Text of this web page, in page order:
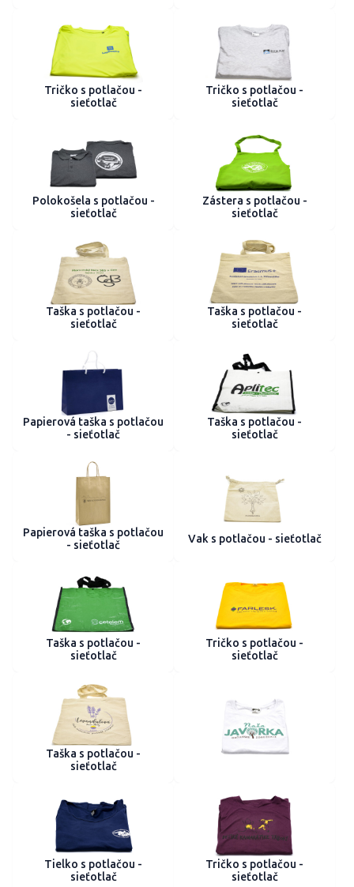
Tričko s potlačou -
sieťotlač
Tričko s potlačou -
sieťotlač
Polokošela s potlačou -
sieťotlač
Zástera s potlačou -
sieťotlač
Taška s potlačou -
sieťotlač
Taška s potlačou -
sieťotlač
Papierová taška s potlačou
- sieťotlač
Taška s potlačou -
sieťotlač
Papierová taška s potlačou
- sieťotlač
Vak s potlačou - sieťotlač
Taška s potlačou -
sieťotlač
Tričko s potlačou -
sieťotlač
Taška s potlačou -
sieťotlač
Tielko s potlačou -
sieťotlač
Tričko s potlačou -
sieťotlač